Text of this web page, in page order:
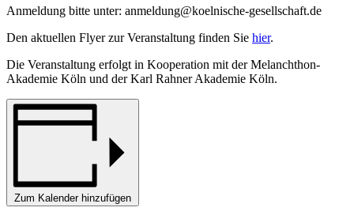
Anmeldung bitte unter: anmeldung@koelnische-gesellschaft.de
Den aktuellen Flyer zur Veranstaltung finden Sie hier.
Die Veranstaltung erfolgt in Kooperation mit der Melanchthon-
Akademie Köln und der Karl Rahner Akademie Köln.
Zum Kalender hinzufügen